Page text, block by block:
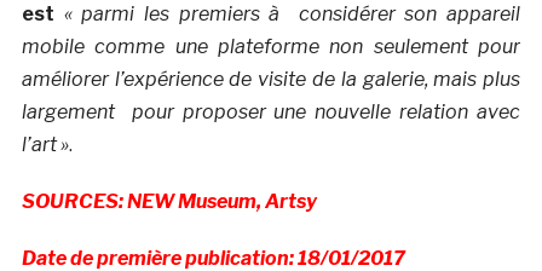
est « parmi les premiers à considérer son appareil
mobile comme une plateforme non seulement pour
améliorer l’expérience de visite de la galerie, mais plus
largement pour proposer une nouvelle relation avec
l’art ».
SOURCES: NEW Museum, Artsy
Date de première publication: 18/01/2017